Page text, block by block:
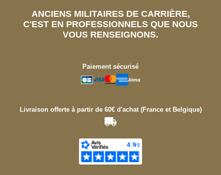
ANCIENS MILITAIRES DE CARRIÈRE,
C'EST EN PROFESSIONNELS QUE NOUS
VOUS RENSEIGNONS.
Paiement sécurisé
Livraison offerte à partir de 60€ d'achat (France et Belgique)